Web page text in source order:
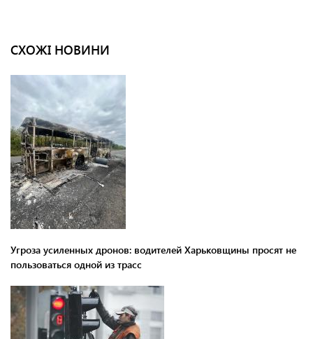
СХОЖІ НОВИНИ
Угроза усиленных дронов: водителей Харьковщины просят не
пользоваться одной из трасс